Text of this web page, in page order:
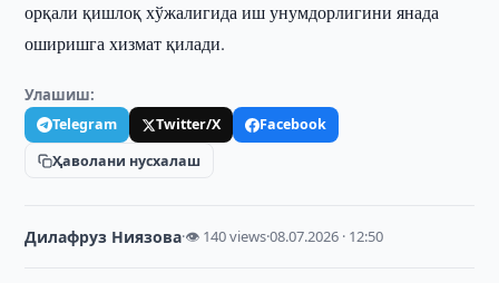
орқали қишлоқ хўжалигида иш унумдорлигини янада
оширишга хизмат қилади.
Улашиш:
Telegram Twitter/X
Facebook
Ҳаволани нусхалаш
Дилафруз Ниязова·👁 140 views·08.07.2026 · 12:50